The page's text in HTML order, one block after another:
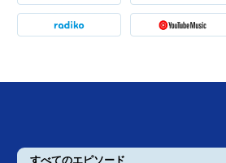
すべてのエピソード